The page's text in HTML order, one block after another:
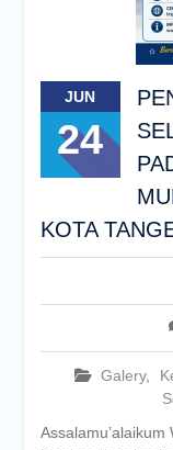
JUN
24
KOTA
Galery,
Assalamu’alaikum